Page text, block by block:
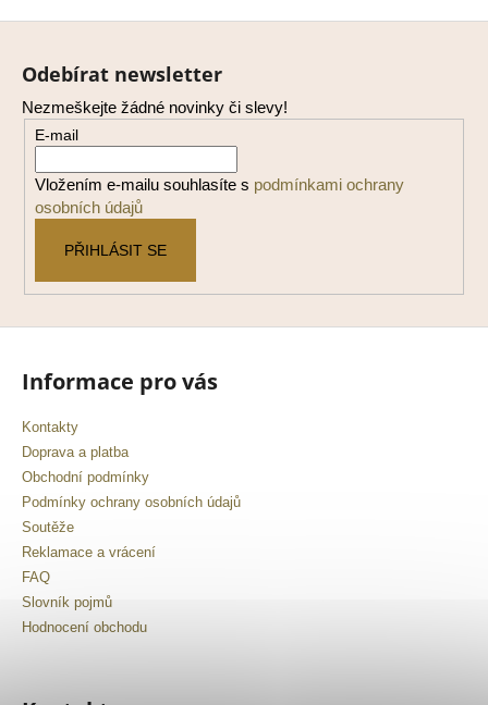
Odebírat newsletter
Nezmeškejte žádné novinky či slevy!
E-mail
Vložením e-mailu souhlasíte s podmínkami ochrany
osobních údajů
PŘIHLÁSIT SE
Informace pro vás
Kontakty
Doprava a platba
Obchodní podmínky
Podmínky ochrany osobních údajů
Soutěže
Reklamace a vrácení
FAQ
Slovník pojmů
Hodnocení obchodu